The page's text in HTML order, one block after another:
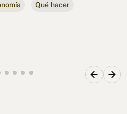
Qué hacer